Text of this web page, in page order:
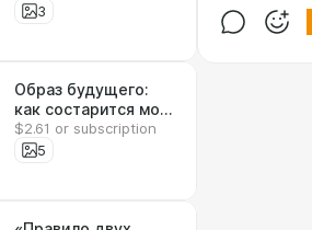
3
Образ будущего:
как состарится моя
бумага ручного
литья
$2.61 or subscription
5